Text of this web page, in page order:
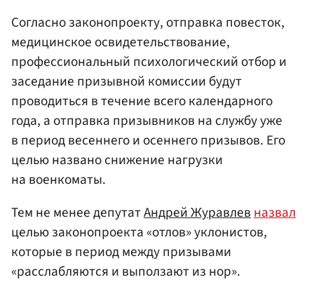
Согласно законопроекту, отправка повесток,
медицинское освидетельствование,
профессиональный психологический отбор и
заседание призывной комиссии будут
проводиться в течение всего календарного
года, а отправка призывников на службу уже
в период весеннего и осеннего призывов. Его
целью названо снижение нагрузки
на военкоматы.
Тем не менее депутатАндрей Журавлевназвал
целью законопроекта «отлов» уклонистов,
которые в период между призывами
«расслабляются и выползают из нор».